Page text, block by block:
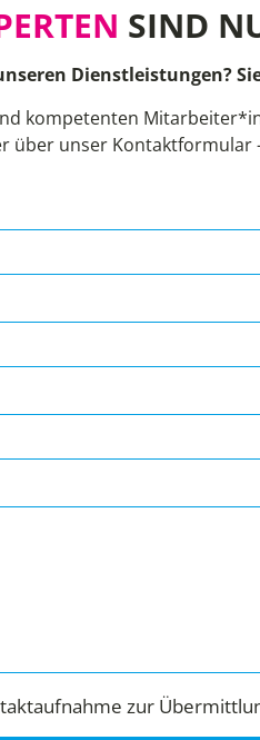
SIND
Dienstleistungen?
kompetenten
über unser Kontaktformular
zur